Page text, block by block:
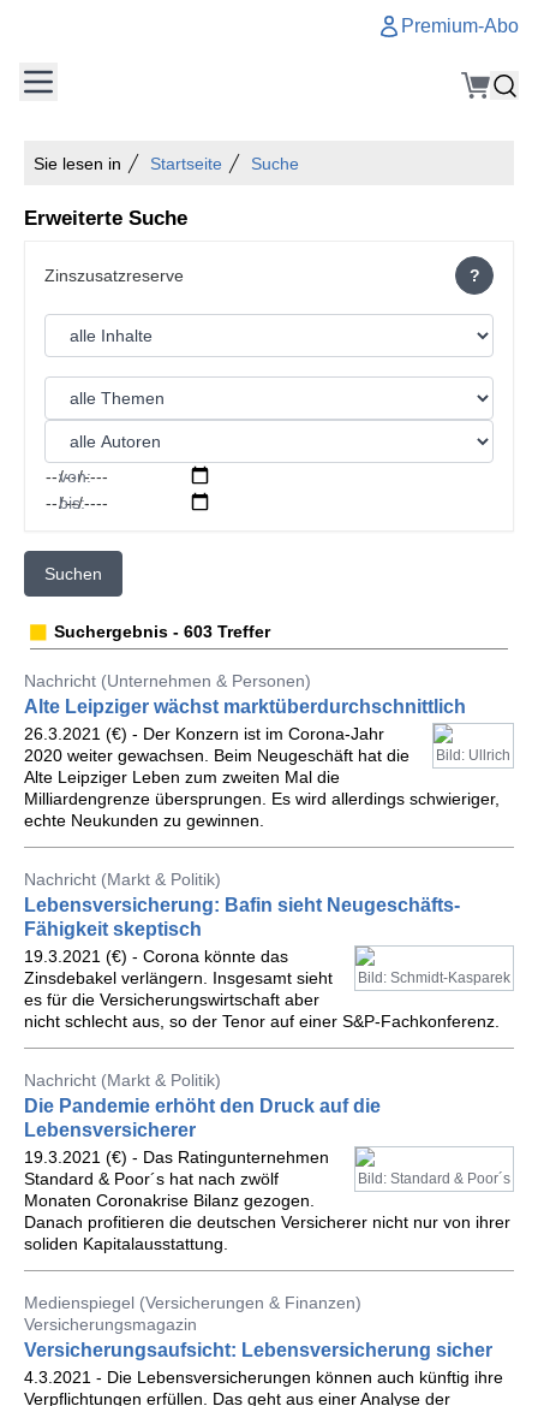
Premium-Abo
Sie lesen in Startseite Suche
Erweiterte Suche
?
von:
bis:
Suchen
Suchergebnis - 603 Treffer
Nachricht (Unternehmen & Personen)
Alte Leipziger wächst marktüberdurchschnittlich
Bild: Ullrich
26.3.2021 (€) - Der Konzern ist im Corona-Jahr
2020 weiter gewachsen. Beim Neugeschäft hat die
Alte Leipziger Leben zum zweiten Mal die
Milliardengrenze übersprungen. Es wird allerdings schwieriger,
echte Neukunden zu gewinnen.
Nachricht (Markt & Politik)
Lebensversicherung: Bafin sieht Neugeschäfts-
Fähigkeit skeptisch
Bild: Schmidt-Kasparek
19.3.2021 (€) - Corona könnte das
Zinsdebakel verlängern. Insgesamt sieht
es für die Versicherungswirtschaft aber
nicht schlecht aus, so der Tenor auf einer S&P-Fachkonferenz.
Nachricht (Markt & Politik)
Die Pandemie erhöht den Druck auf die
Lebensversicherer
Bild: Standard & Poor´s
19.3.2021 (€) - Das Ratingunternehmen
Standard & Poor´s hat nach zwölf
Monaten Coronakrise Bilanz gezogen.
Danach profitieren die deutschen Versicherer nicht nur von ihrer
soliden Kapitalausstattung.
Medienspiegel (Versicherungen & Finanzen)
Versicherungsmagazin
Versicherungsaufsicht: Lebensversicherung sicher
4.3.2021 - Die Lebensversicherungen können auch künftig ihre
Verpflichtungen erfüllen. Das geht aus einer Analyse der